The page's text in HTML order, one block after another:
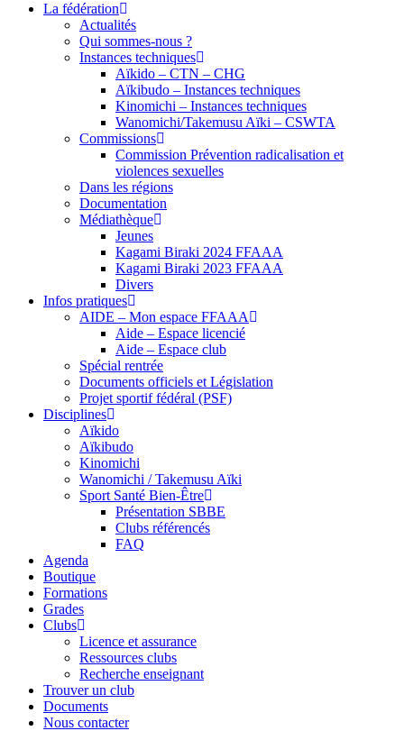
La fédération
Actualités
Qui sommes-nous ?
Instances techniques
Aïkido – CTN – CHG
Aïkibudo – Instances techniques
Kinomichi – Instances techniques
Wanomichi/Takemusu Aïki – CSWTA
Commissions
Commission Prévention radicalisation et
violences sexuelles
Dans les régions
Documentation
Médiathèque
Jeunes
Kagami Biraki 2024 FFAAA
Kagami Biraki 2023 FFAAA
Divers
Infos pratiques
AIDE – Mon espace FFAAA
Aide – Espace licencié
Aide – Espace club
Spécial rentrée
Documents officiels et Législation
Projet sportif fédéral (PSF)
Disciplines
Aïkido
Aïkibudo
Kinomichi
Wanomichi / Takemusu Aïki
Sport Santé Bien-Être
Présentation SBBE
Clubs référencés
FAQ
Agenda
Boutique
Formations
Grades
Clubs
Licence et assurance
Ressources clubs
Recherche enseignant
Trouver un club
Documents
Nous contacter